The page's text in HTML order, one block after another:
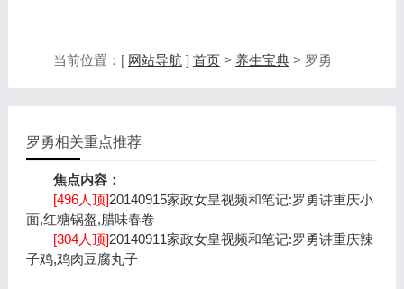
当前位置：[ 网站导航 ] 首页> 养生宝典> 罗勇
罗勇相关重点推荐
焦点内容：
[496人顶]20140915家政女皇视频和笔记:罗勇讲重庆小
面,红糖锅盔,腊味春卷
[304人顶]20140911家政女皇视频和笔记:罗勇讲重庆辣
子鸡,鸡肉豆腐丸子